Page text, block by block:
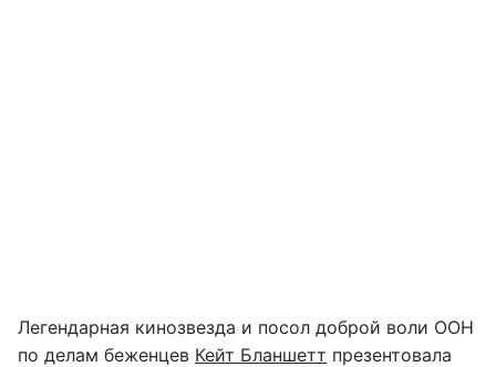
Легендарная кинозвезда и посол доброй воли ООН
по делам беженцев Кейт Бланшетт презентовала